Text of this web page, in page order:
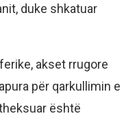
duke shkatuar
akset rrugore
për qarkullimin e
është